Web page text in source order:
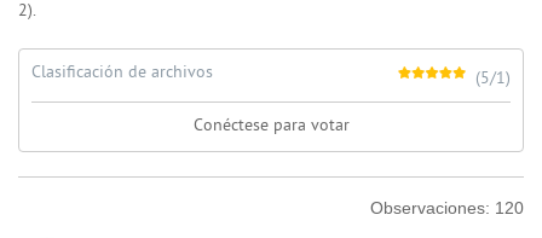
2).
Clasificación de archivos (5/1)
Conéctese para votar
Observaciones: 120